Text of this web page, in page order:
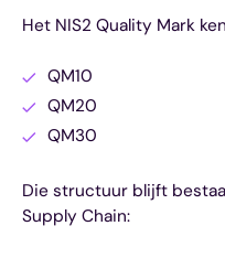
Het NIS2 Quality Mark
QM10
QM20
QM30
Die structuur blijft
Supply Chain: